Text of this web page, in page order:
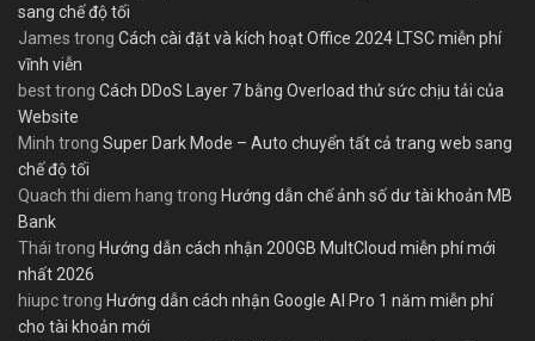
sang chế độ tối
James trong Cách cài đặt và kích hoạt Office 2024 LTSC miễn phí
vĩnh viễn
besttrong Cách DDoS Layer 7 bằng Overload thử sức chịu tải của
Website
Minh trong Super Dark Mode – Auto chuyển tất cả trang web sang
chế độ tối
Quach thi diem hang trong Hướng dẫn chế ảnh số dư tài khoản MB
Bank
Thái trong Hướng dẫn cách nhận 200GB MultCloud miễn phí mới
nhất 2026
hiupctrong Hướng dẫn cách nhận Google AI Pro 1 năm miễn phí
cho tài khoản mới